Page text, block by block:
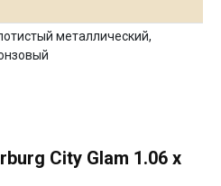
металлический,
City Glam 1.06 х